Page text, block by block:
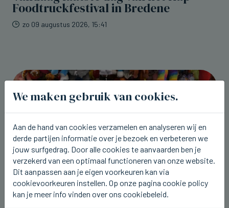
Foodtruckfestival in Bredene
zo 09 augustus 2026, 15:41
We maken gebruik van cookies.
Aan de hand van cookies verzamelen en analyseren wij en
derde partijen informatie over je bezoek en verbeteren we
jouw surfgedrag. Door alle cookies te aanvaarden ben je
verzekerd van een optimaal functioneren van onze website.
Dit aanpassen aan je eigen voorkeuren kan via
cookievoorkeuren instellen. Op onze pagina cookie policy
kan je meer info vinden over ons cookiebeleid.